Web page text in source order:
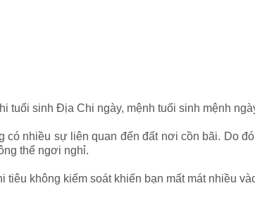
tuổi sinh Địa Chi ngày, mệnh tuổi sinh mệnh
nhiều sự liên quan đến đất nơi cồn bãi. Do
thể ngơi nghỉ.
tiêu không kiểm soát khiến bạn mất mát nhiều